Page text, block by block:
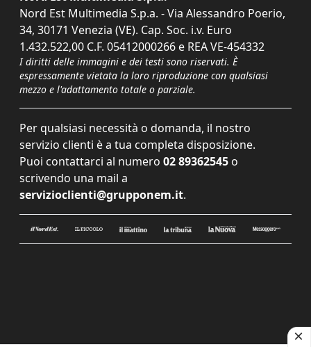
Nord Est Multimedia S.p.a. - Via Alessandro Poerio,
34, 30171 Venezia (VE). Cap. Soc. i.v. Euro
1.432.522,00 C.F. 05412000266 e REA VE-454332
I diritti delle immagini e dei testi sono riservati. È
espressamente vietata la loro riproduzione con qualsiasi
mezzo e l'adattamento totale o parziale.
Per qualsiasi necessità o domanda, il nostro
servizio clienti è a tua completa disposizione.
Puoi contattarci al numero 02 89362545 o
scrivendo una mail a
servizioclienti@grupponem.it.